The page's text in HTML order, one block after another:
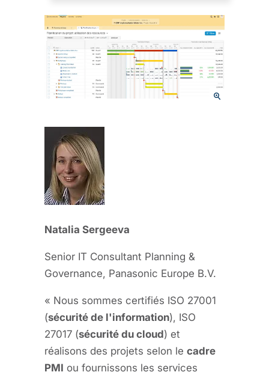
Natalia Sergeeva
Senior IT Consultant Planning &
Governance, Panasonic Europe B.V.
« Nous sommes certifiés ISO 27001
(sécurité de l'information), ISO
27017 (sécurité du cloud) et
réalisons des projets selon le cadre
PMI ou fournissons les services